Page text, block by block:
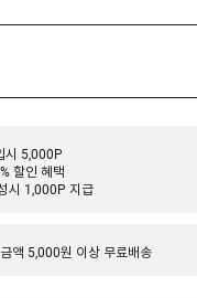
시 5,000P
할인 혜택
시 1,000P 지급
액 5,000원 이상 무료배송